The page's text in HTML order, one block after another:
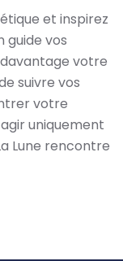
et inspirez
guide vos
votre
suivre vos
votre
uniquement
Lune rencontre